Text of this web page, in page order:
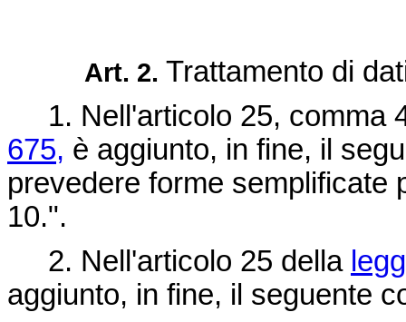
Art. 2. Trattamento di
1. Nell'articolo 25, comma
675, è aggiunto, in fine, il
prevedere forme semplificate
10.".
2. Nell'articolo 25 della
aggiunto, in fine, il seguente